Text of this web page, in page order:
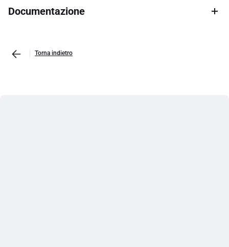
Documentazione
Torna indietro